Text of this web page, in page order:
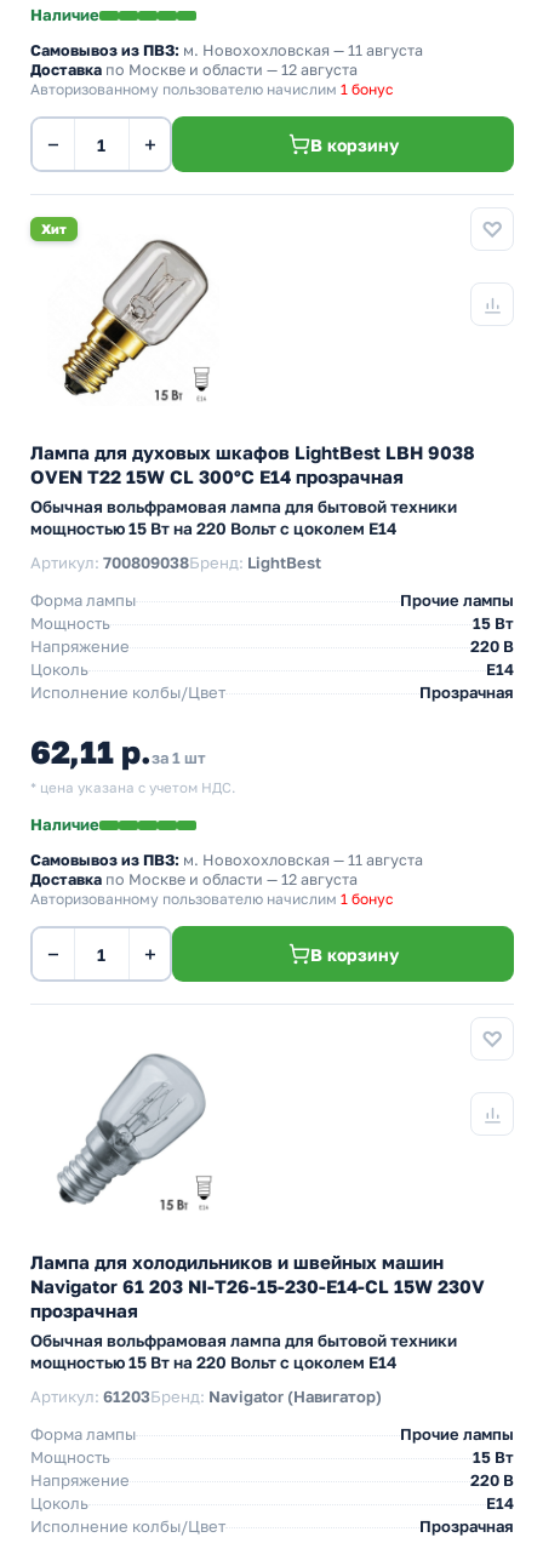
Наличие
Самовывоз из ПВЗ: м. Новохохловская — 11 августа
Доставка по Москве и области — 12 августа
Авторизованному пользователю начислим 1 бонус
− + В корзину
Хит
Лампа для духовых шкафов LightBest LBH 9038
OVEN T22 15W CL 300°С E14 прозрачная
Обычная вольфрамовая лампа для бытовой техники
мощностью 15 Вт на 220 Вольт с цоколем E14
Артикул: 700809038Бренд: LightBest
Форма лампы
Прочие лампы
Мощность
15 Вт
Напряжение
220 В
Цоколь
E14
Исполнение колбы/Цвет
Прозрачная
62,11 р.за 1 шт
* цена указана с учетом НДС.
Наличие
Самовывоз из ПВЗ: м. Новохохловская — 11 августа
Доставка по Москве и области — 12 августа
Авторизованному пользователю начислим 1 бонус
− + В корзину
Лампа для холодильников и швейных машин
Navigator 61 203 NI-T26-15-230-E14-CL 15W 230V
прозрачная
Обычная вольфрамовая лампа для бытовой техники
мощностью 15 Вт на 220 Вольт с цоколем E14
Артикул: 61203Бренд: Navigator (Навигатор)
Форма лампы
Прочие лампы
Мощность
15 Вт
Напряжение
220 В
Цоколь
E14
Исполнение колбы/Цвет
Прозрачная